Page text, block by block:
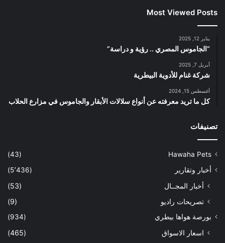
Most Viewed Posts
يناير 12, 2025
“الجاموس المصري .. رؤية و دراسة”
أبريل 7, 2025
شركة غنام للأدوية البيطرية
أغسطس 15, 2024
كل ما تريد معرفته عن أنواع سلالات الأبقار والجاموس في مزارع الحلاب
تصنيفات
Hawaha Pets
(43)
أخبار وتقارير
(5٬436)
أخبار المجــال
(53)
تصريحات راديو
(9)
بورصة هواها بيطري (934)
اسعار الاسواق
(465)